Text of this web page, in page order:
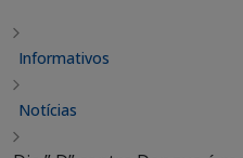
Informativos
Notícias